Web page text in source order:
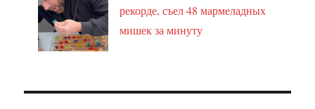
рекорде, съел 48 мармеладных
мишек за минуту